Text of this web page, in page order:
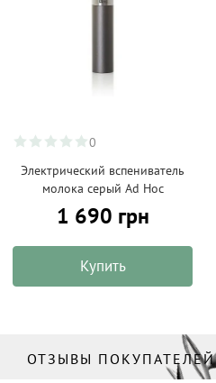
0
Электрический вспениватель
молока серый Ad Hoc
1 690 грн
Купить
ОТЗЫВЫ ПОКУПАТЕЛЕЙ